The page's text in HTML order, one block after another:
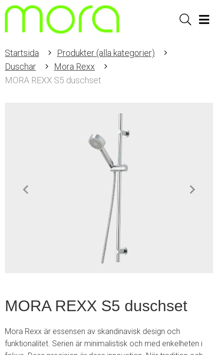
Sök
Startsida
Produkter (alla kategorier)
Duschar
Mora Rexx
MORA REXX S5 duschset
MORA REXX S5 duschset
Mora Rexx är essensen av skandinavisk design och
funktionalitet. Serien är minimalistisk och med enkelheten i